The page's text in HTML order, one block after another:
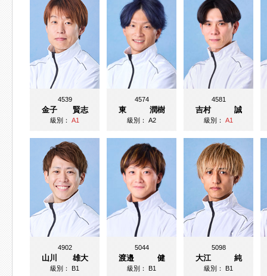
4539
金子 賢志
級別：A1
4574
東 潤樹
級別：A2
4581
吉村 誠
級別：A1
4902
山川 雄大
級別：B1
5044
渡邉 健
級別：B1
5098
大江 純
級別：B1